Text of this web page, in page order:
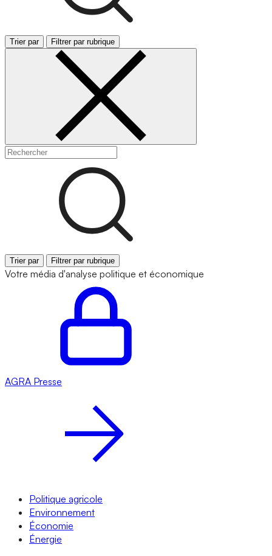
Trier par Filtrer par rubrique
Trier par Filtrer par rubrique
Votre média d'analyse politique et économique
AGRA Presse
Politique agricole
Environnement
Économie
Énergie